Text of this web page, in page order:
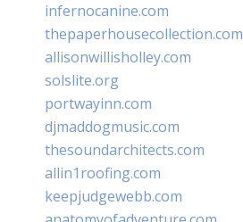
infernocanine.com
thepaperhousecollection.com
allisonwillisholley.com
solslite.org
portwayinn.com
djmaddogmusic.com
thesoundarchitects.com
allin1roofing.com
keepjudgewebb.com